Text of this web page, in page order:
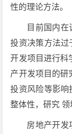
性的理论方法。
目前国内在
投资决策方法过
开发项目进行科
产开发项目的研
投资风险等影响
整体性，研究 领
房地产开发